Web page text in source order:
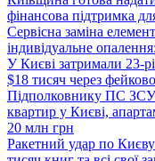
фінансова підтримка
Сервісна заміна
індивідуальне
У Києві затримали 23-
$18 тисяч через
Підполковнику ПС ЗСУ
квартир у Києві,
20 млн грн
Ракетний удар по